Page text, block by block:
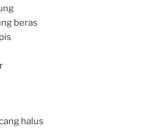
beras
halus